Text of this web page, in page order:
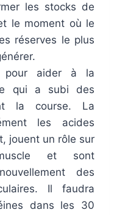
les stocks de
le moment où le
réserves le plus
pour aider à la
qui a subi des
la course. La
les acides
jouent un rôle sur
et sont
des
Il faudra
dans les 30